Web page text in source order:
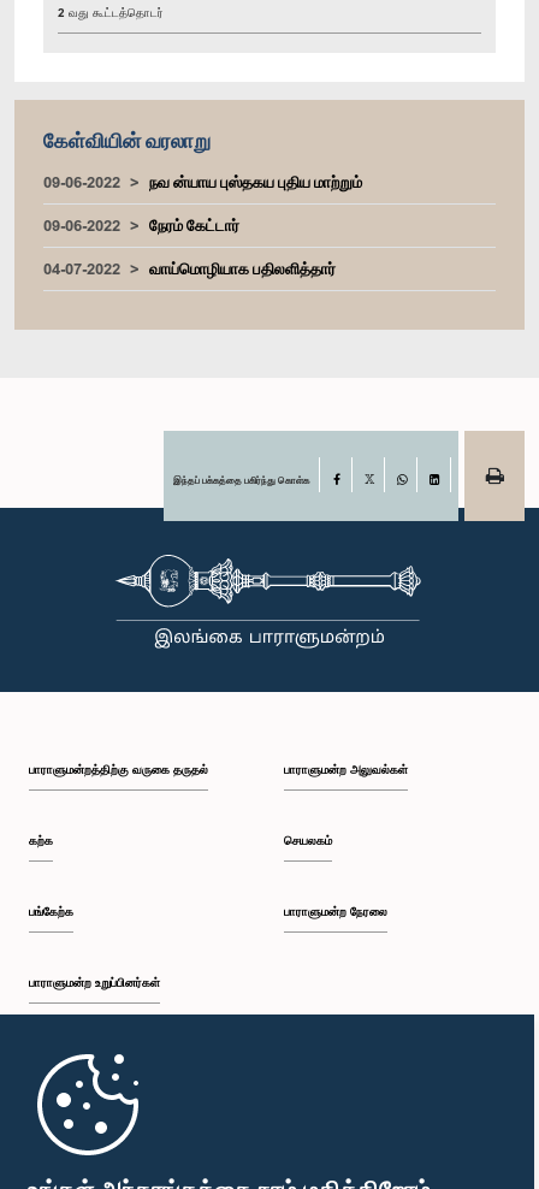
2 வது கூட்டத்தொடர்
கேள்வியின் வரலாறு
09-06-2022
நவ ன்யாய புஸ்தகய புதிய மாற்றும்
09-06-2022
நேரம் கேட்டார்
04-07-2022
வாய்மொழியாக பதிலளித்தார்
இந்தப் பக்கத்தை பகிர்ந்து கொள்க Facebook
பாராளுமன்றத்திற்கு வருகை தருதல்
கற்க
பங்கேற்க
பாராளுமன்ற உறுப்பினர்கள்
முதற்பக்கம்
பாராளுமன்ற அலுவல்கள்
செயலகம்
பாராளுமன்ற நேரலை
பாராளுமன்ற கையடக்க செயலி